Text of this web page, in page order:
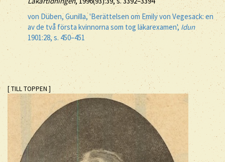
von Düben, Gunilla, 'Berättelsen om Emily von Vegesack: en
av de två första kvinnorna som tog läkarexamen', Idun
1901:28, s. 450–451
[ TILL TOPPEN ]